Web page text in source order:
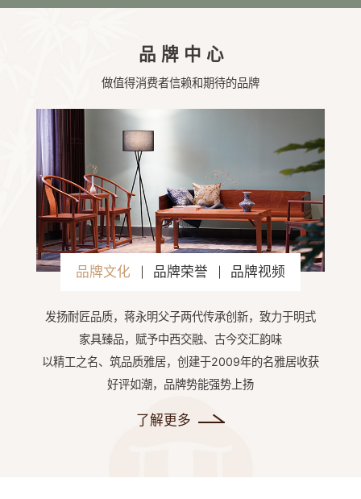
品牌中心
做值得消费者信赖和期待的品牌
品牌文化 品牌荣誉 品牌视频
发扬耐匠品质，蒋永明父子两代传承创新，致力于明式
家具臻品，赋予中西交融、古今交汇韵味
以精工之名、筑品质雅居，创建于2009年的名雅居收获
好评如潮，品牌势能强势上扬
了解更多